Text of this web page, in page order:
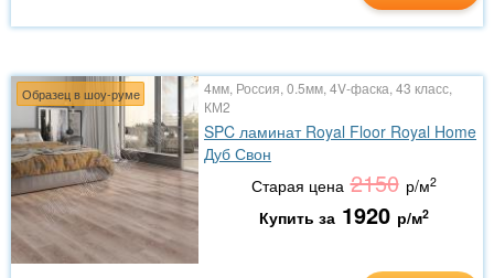
Образец в шоу-руме
4мм, Россия, 0.5мм, 4V-фаска, 43 класс,
КМ2
SPC ламинат Royal Floor Royal Home
Дуб Свон
Старая цена 2150 р/м2
Купить за 1920 р/м2